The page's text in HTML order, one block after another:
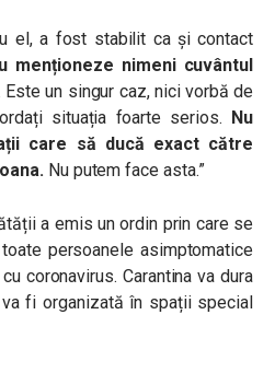
el, a fost stabilit ca și contact
menționeze nimeni cuvântul
un singur caz, nici vorbă de
situația foarte serios. Nu
care să ducă exact către
Nu putem face asta.”
a emis un ordin prin care se
persoanele asimptomatice
coronavirus. Carantina va dura
fi organizată în spații special